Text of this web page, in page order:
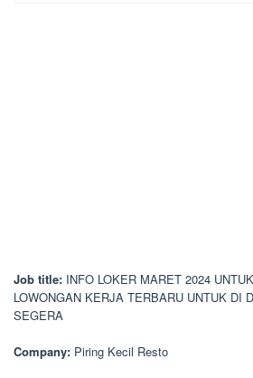
Job title: INFO LOKER MARET 2024
LOWONGAN KERJA TERBARU UNTUK DI
SEGERA
Company: Piring Kecil Resto